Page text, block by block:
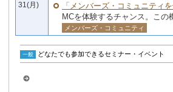
31(月)
「メンバーズ・コミュニティ
MCを体験するチャンス。こ
メンバーズ・コミュニティ
一般 どなたでも参加できるセミナー・イベント